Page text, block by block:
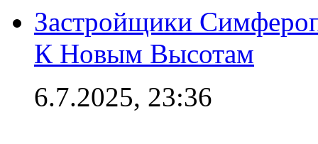
Застройщики
К Новым Высотам
6.7.2025, 23:36